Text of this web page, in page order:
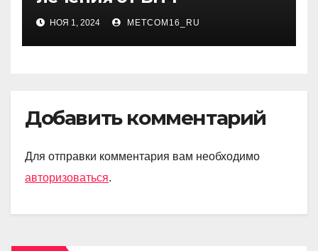
НОЯ 1, 2024 METCOM16_RU
Добавить комментарий
Для отправки комментария вам необходимо
авторизоваться.